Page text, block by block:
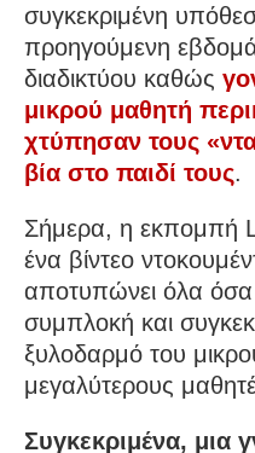
συγκεκριμένη
προηγούμενη
διαδικτύου καθώς
μικρού μαθητή
χτύπησαν τους
βία στο παιδί τους.
Σήμερα, η εκπομπή
ένα βίντεο
αποτυπώνει όλα
συμπλοκή και
ξυλοδαρμό του
μεγαλύτερους
Συγκεκριμένα, μια